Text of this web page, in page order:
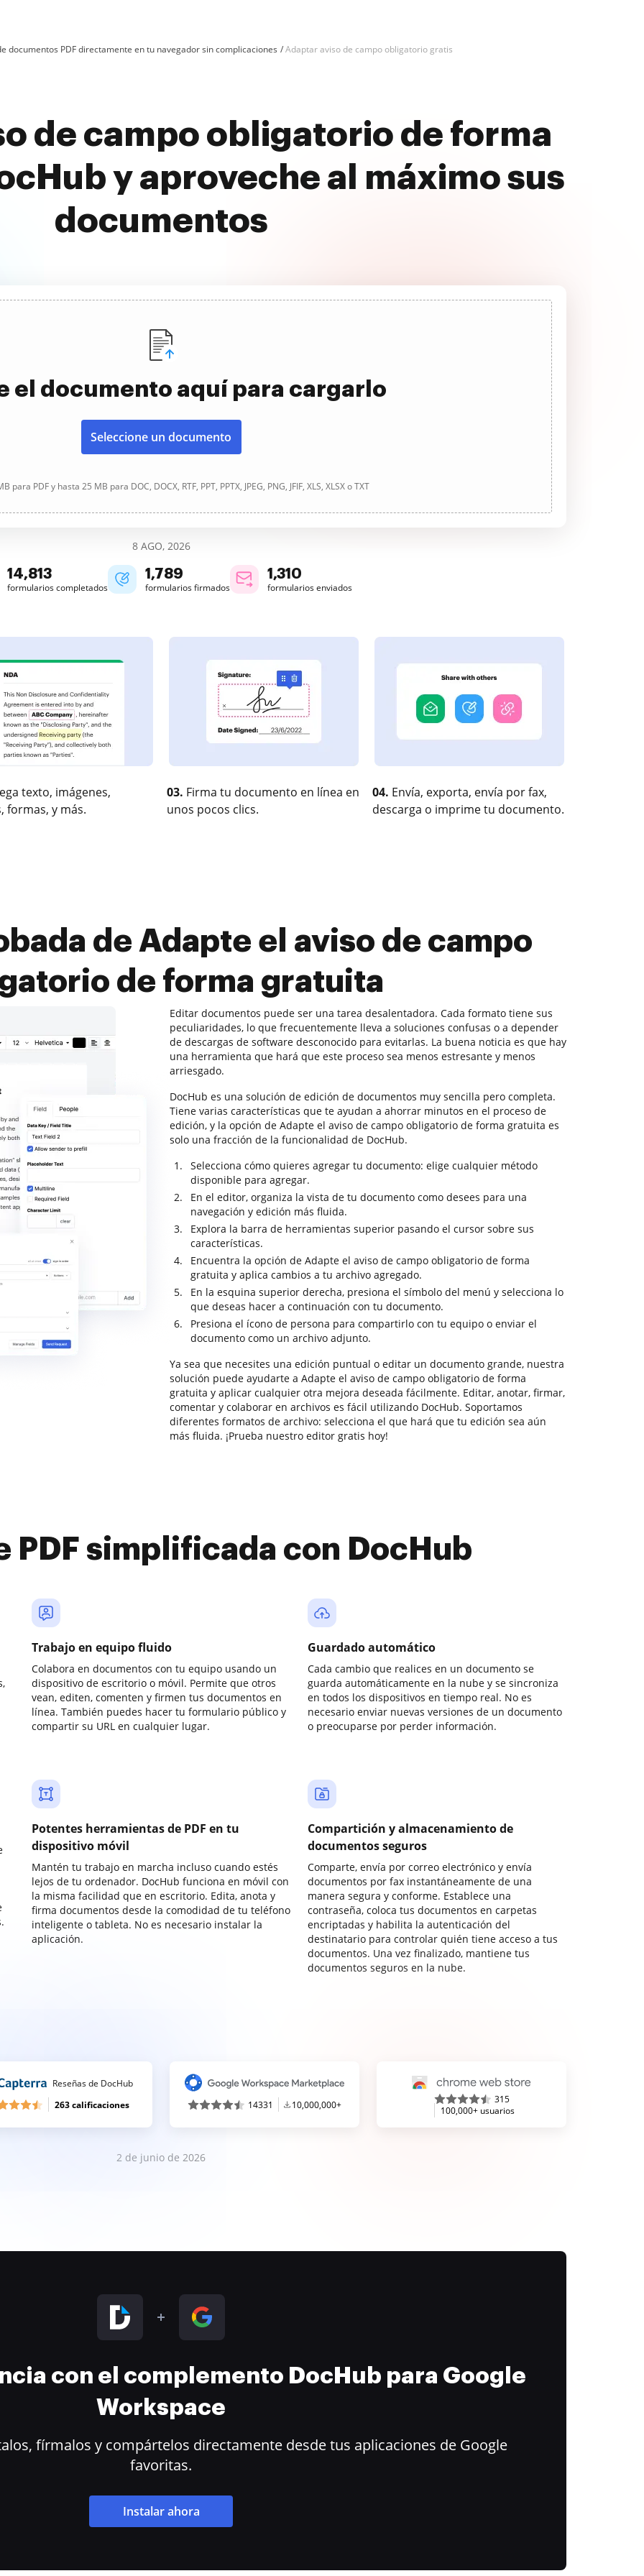
documentos PDF directamente en tu navegador sin complicaciones Adaptar aviso de campo obligatorio gratis
de campo obligatorio de forma
y aproveche al máximo sus
documentos
el documento aquí para cargarlo
Seleccione un documento
para PDF y hasta 25 MB para DOC, DOCX, RTF, PPT, PPTX, JPEG, PNG, JFIF, XLS, XLSX o TXT
8 AGO, 2026
14,815
formularios completados
1,789
formularios firmados
1,310
formularios enviados
texto, imágenes,
formas, y más.
03. Firma tu documento en línea en
unos pocos clics.
04. Envía, exporta, envía por fax,
descarga o imprime tu documento.
de Adapte el aviso de campo
de forma gratuita
Editar documentos puede ser una tarea desalentadora. Cada formato tiene sus
peculiaridades, lo que frecuentemente lleva a soluciones confusas o a depender
de descargas de software desconocido para evitarlas. La buena noticia es que hay
una herramienta que hará que este proceso sea menos estresante y menos
arriesgado.
DocHub es una solución de edición de documentos muy sencilla pero completa.
Tiene varias características que te ayudan a ahorrar minutos en el proceso de
edición, y la opción de Adapte el aviso de campo obligatorio de forma gratuita es
solo una fracción de la funcionalidad de DocHub.
Selecciona cómo quieres agregar tu documento: elige cualquier método
disponible para agregar.
En el editor, organiza la vista de tu documento como desees para una
navegación y edición más fluida.
Explora la barra de herramientas superior pasando el cursor sobre sus
características.
Encuentra la opción de Adapte el aviso de campo obligatorio de forma
gratuita y aplica cambios a tu archivo agregado.
En la esquina superior derecha, presiona el símbolo del menú y selecciona lo
que deseas hacer a continuación con tu documento.
Presiona el ícono de persona para compartirlo con tu equipo o enviar el
documento como un archivo adjunto.
Ya sea que necesites una edición puntual o editar un documento grande, nuestra
solución puede ayudarte a Adapte el aviso de campo obligatorio de forma
gratuita y aplicar cualquier otra mejora deseada fácilmente. Editar, anotar, firmar,
comentar y colaborar en archivos es fácil utilizando DocHub. Soportamos
diferentes formatos de archivo: selecciona el que hará que tu edición sea aún
más fluida. ¡Prueba nuestro editor gratis hoy!
PDF simplificada con DocHub
Trabajo en equipo fluido
Colabora en documentos con tu equipo usando un
dispositivo de escritorio o móvil. Permite que otros
vean, editen, comenten y firmen tus documentos en
línea. También puedes hacer tu formulario público y
compartir su URL en cualquier lugar.
Guardado automático
Cada cambio que realices en un documento se
guarda automáticamente en la nube y se sincroniza
en todos los dispositivos en tiempo real. No es
necesario enviar nuevas versiones de un documento
o preocuparse por perder información.
Potentes herramientas de PDF en tu
dispositivo móvil
Mantén tu trabajo en marcha incluso cuando estés
lejos de tu ordenador. DocHub funciona en móvil con
la misma facilidad que en escritorio. Edita, anota y
firma documentos desde la comodidad de tu teléfono
inteligente o tableta. No es necesario instalar la
aplicación.
Compartición y almacenamiento de
documentos seguros
Comparte, envía por correo electrónico y envía
documentos por fax instantáneamente de una
manera segura y conforme. Establece una
contraseña, coloca tus documentos en carpetas
encriptadas y habilita la autenticación del
destinatario para controlar quién tiene acceso a tus
documentos. Una vez finalizado, mantiene tus
documentos seguros en la nube.
Reseñas de DocHub
263 calificaciones
14331 10,000,000+
315
100,000+ usuarios
2 de junio de 2026
con el complemento DocHub para Google
Workspace
fírmalos y compártelos directamente desde tus aplicaciones de Google
favoritas.
Instalar ahora